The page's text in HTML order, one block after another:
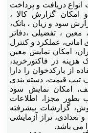
فاكتور
دریافت و پرداخت
امکان گزارش کالا ،
سود و زیان ، بانک،
، تفضیلی ،دفاتر
امانی، عملکرد و کنترل
امکان نمایش معین
در فاکتورخرید،
از بارکدخوان را دارا
تیپ قیمت، دسته بندی
امکان نمایش سود
بطور مجزا، اطلاعات
گزارشات پیشرفته
تراز آزمایشی